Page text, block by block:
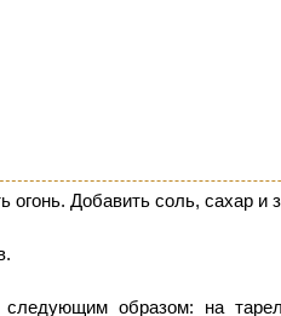
огонь. Добавить соль, сахар и
следующим образом: на